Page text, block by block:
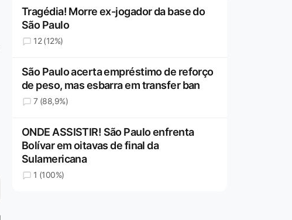
Tragédia! Morre ex-jogador da base do
São Paulo
12 (12%)
São Paulo acerta empréstimo de reforço
de peso, mas esbarra em transfer ban
7 (88,9%)
ONDE ASSISTIR! São Paulo enfrenta
Bolívar em oitavas de final da
Sulamericana
1 (100%)